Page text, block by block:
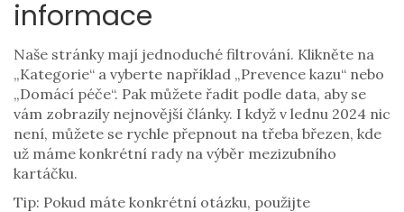
informace
Naše stránky mají jednoduché filtrování. Klikněte na
„Kategorie“ a vyberte například „Prevence kazu“ nebo
„Domácí péče“. Pak můžete řadit podle data, aby se
vám zobrazily nejnovější články. I když v lednu 2024 nic
není, můžete se rychle přepnout na třeba březen, kde
už máme konkrétní rady na výběr mezizubního
kartáčku.
Tip: Pokud máte konkrétní otázku, použijte